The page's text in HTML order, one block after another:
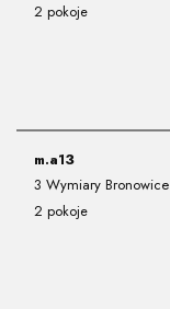
2 pokoje
m.a13
3 Wymiary Bronowice
2 pokoje